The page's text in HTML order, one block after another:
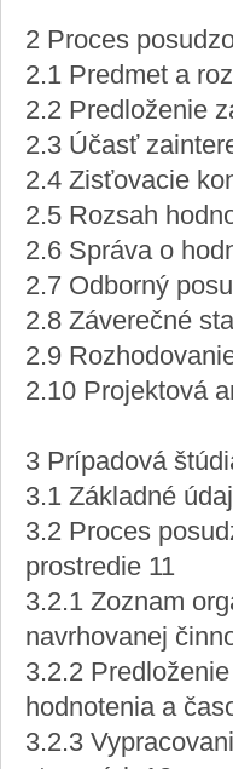
2 Proces
2.1 Predmet a
2.2 Predloženie
2.3 Účasť
2.4 Zisťovacie
2.5 Rozsah
2.6 Správa o
2.7 Odborný
2.8 Záverečné
2.9
2.10 Projektová
3 Prípadová
3.1 Základné
3.2 Proces
prostredie 11
3.2.1 Zoznam
navrhovanej
3.2.2
hodnotenia a
3.2.3